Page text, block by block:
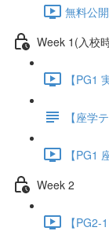
無料公
Week 1(入校
【PG1
【座学
【PG1
Week 2
【